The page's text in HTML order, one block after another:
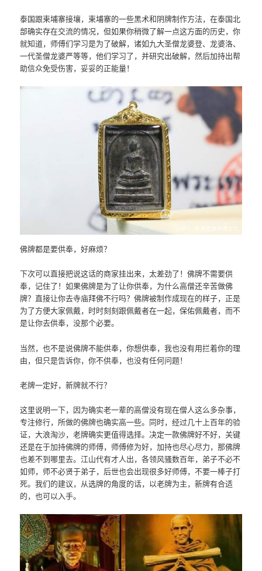
泰国跟柬埔寨接壤，柬埔寨的一些黑术和阴牌制作方法，在泰国北
部确实存在交流的情况，但如果你稍微了解一点这方面的历史，你
就知道，师傅们学习是为了破解，诸如九大圣僧龙婆登、龙婆洛、
一代圣僧龙婆严等等，他们学习了，并研究出破解，然后加持出帮
助信众免受伤害，妥妥的正能量！
佛牌都是要供奉，好麻烦？
下次可以直接把说这话的商家挂出来，太差劲了！佛牌不需要供
奉，记住了！如果佛牌是为了让你供奉，为什么高僧还辛苦做佛
牌？直接让你去寺庙拜佛不行吗？佛牌被制作成现在的样子，正是
为了方便大家佩戴，时时刻刻跟佩戴者在一起，保佑佩戴者，而不
是让你去供奉，没那个必要。
当然，也不是说佛牌不能供奉，你想供奉，我也没有用拦着你的理
由，但只是告诉你，你不供奉，也没有任何问题！
老牌一定好，新牌就不行？
这里说明一下，因为确实老一辈的高僧没有现在僧人这么多杂事，
专注修行，所做的佛牌也确实高一些。同时，经过几十上百年的验
证，大浪淘沙，老牌确实更值得选择。决定一款佛牌好不好，关键
还是在于加持佛牌的师傅，师傅修为好，加持也尽心尽力，那佛牌
也差不到哪里去。江山代有才人出，各领风骚数百年，弟子不必不
如师，师不必贤于弟子，后世也会出现很多好师傅，不要一棒子打
死。我们的建议，从选牌的角度的话，以老牌为主，新牌有合适
的，也可以入手。